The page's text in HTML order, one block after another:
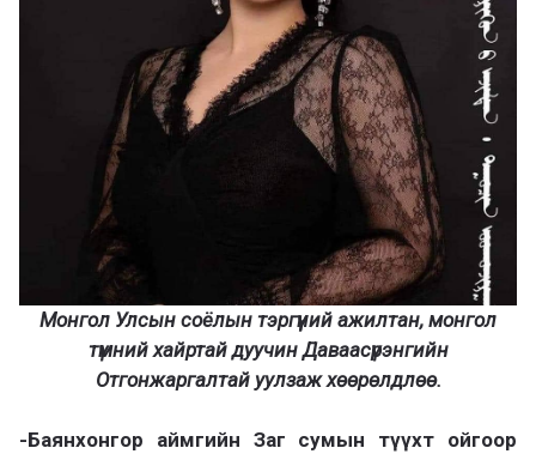
Монгол Улсын соёлын тэргүүний ажилтан, монгол
түмний хайртай дуучин Даваасүрэнгийн
Отгонжаргалтай уулзаж хөөрөлдлөө.
-Баянхонгор аймгийн Заг сумын түүхт ойгоор